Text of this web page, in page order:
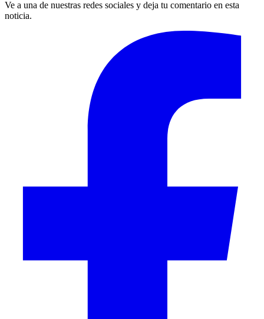
Ve a una de nuestras redes sociales y deja tu comentario en esta
noticia.